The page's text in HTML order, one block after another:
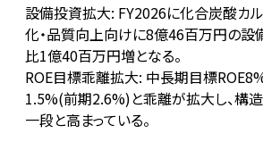
設備投資拡大: FY2026に化合炭酸カ
化・品質向上向けに8億46百万円の設
比1億40百万円増となる。
ROE目標乖離拡大: 中長期目標
1.5%(前期2.6%)と乖離が拡大し、構
一段と高まっている。